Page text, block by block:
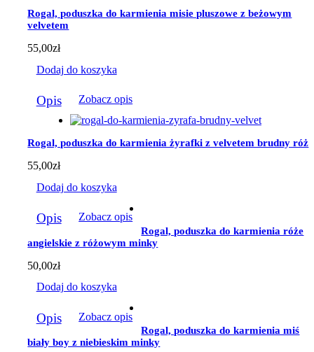
można
wybrać
na
stronie
produktu
Rogal, poduszka do karmienia misie pluszowe z beżowym
velvetem
55,00zł
Dodaj do koszyka
Opis Zobacz opis
Rogal, poduszka do karmienia żyrafki z velvetem brudny róż
55,00zł
Dodaj do koszyka
Opis Zobacz opis
Rogal, poduszka do karmienia róże
angielskie z różowym minky
50,00zł
Dodaj do koszyka
Opis Zobacz opis
Rogal, poduszka do karmienia miś
biały boy z niebieskim minky